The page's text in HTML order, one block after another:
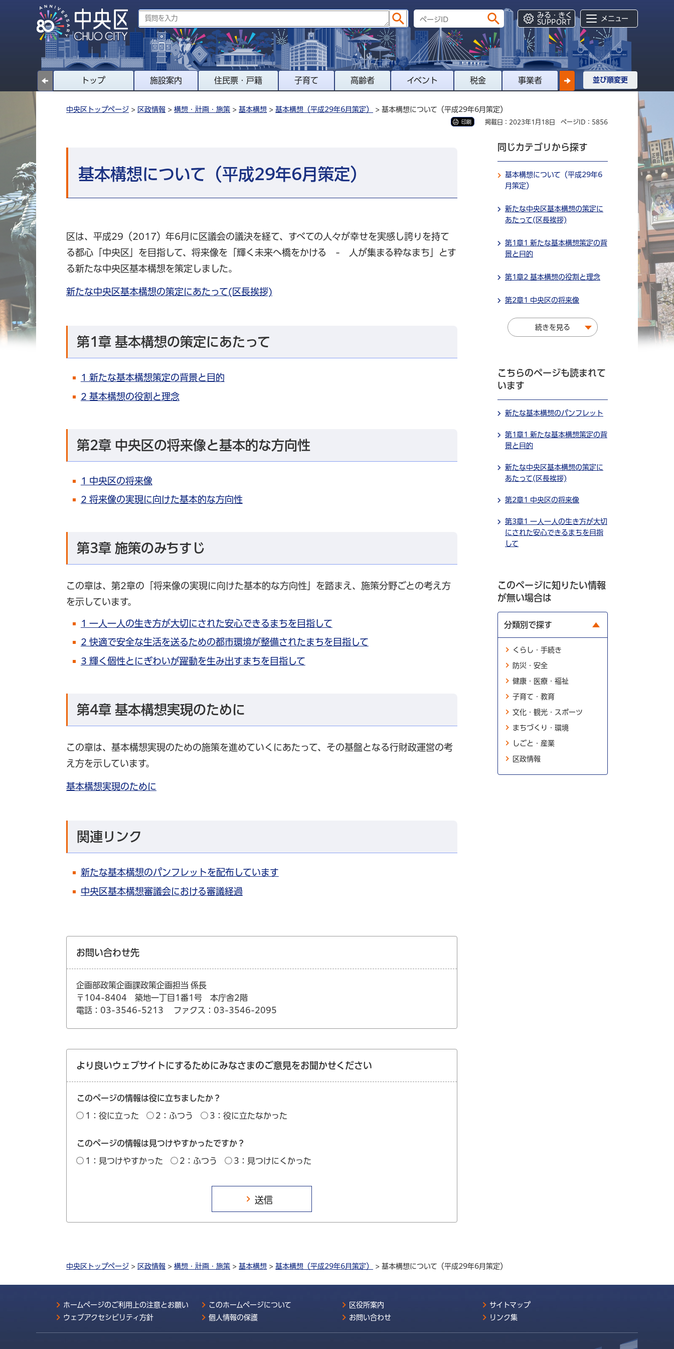
みる・きく
SUPPORT
メニュー
トップ 施設案内 住民票・戸籍 子育て 高齢者 イベント 税金 事業者 並び順変更
中央区トップページ > 区政情報 > 構想・計画・施策 > 基本構想 > 基本構想（平成29年6月策定） > 基本構想について（平成29年6月策定）
印刷 掲載日：2023年1月18日 ページID：5856
基本構想について（平成29年6月策定）
区は、平成29（2017）年6月に区議会の議決を経て、すべての人々が幸せを実感し誇りを持て
る都心「中央区」を目指して、将来像を「輝く未来へ橋をかける - 人が集まる粋なまち」とす
る新たな中央区基本構想を策定しました。
新たな中央区基本構想の策定にあたって(区長挨拶)
第1章 基本構想の策定にあたって
1 新たな基本構想策定の背景と目的
2 基本構想の役割と理念
第2章 中央区の将来像と基本的な方向性
1 中央区の将来像
2 将来像の実現に向けた基本的な方向性
第3章 施策のみちすじ
この章は、第2章の「将来像の実現に向けた基本的な方向性」を踏まえ、施策分野ごとの考え方
を示しています。
1 一人一人の生き方が大切にされた安心できるまちを目指して
2 快適で安全な生活を送るための都市環境が整備されたまちを目指して
3 輝く個性とにぎわいが躍動を生み出すまちを目指して
第4章 基本構想実現のために
この章は、基本構想実現のための施策を進めていくにあたって、その基盤となる行財政運営の考
え方を示しています。
基本構想実現のために
関連リンク
新たな基本構想のパンフレットを配布しています
中央区基本構想審議会における審議経過
お問い合わせ先
企画部政策企画課政策企画担当 係長
〒104-8404 築地一丁目1番1号 本庁舎2階
電話：03-3546-5213
ファクス：03-3546-2095
より良いウェブサイトにするためにみなさまのご意見をお聞かせください
このページの情報は役に立ちましたか？
1：役に立った 2：ふつう 3：役に立たなかった
このページの情報は見つけやすかったですか？
1：見つけやすかった 2：ふつう 3：見つけにくかった
同じカテゴリから探す
基本構想について（平成29年6
月策定）
新たな中央区基本構想の策定に
あたって(区長挨拶)
第1章1 新たな基本構想策定の背
景と目的
第1章2 基本構想の役割と理念
第2章1 中央区の将来像
続きを見る
こちらのページも読まれて
います
新たな基本構想のパンフレット
第1章1 新たな基本構想策定の背
景と目的
新たな中央区基本構想の策定に
あたって(区長挨拶)
第2章1 中央区の将来像
第3章1 一人一人の生き方が大切
にされた安心できるまちを目指
して
このページに知りたい情報
が無い場合は
分類別で探す
くらし・手続き
防災・安全
健康・医療・福祉
子育て・教育
文化・観光・スポーツ
まちづくり・環境
しごと・産業
区政情報
中央区トップページ > 区政情報 > 構想・計画・施策 > 基本構想 > 基本構想（平成29年6月策定） > 基本構想について（平成29年6月策定）
ホームページのご利用上の注意とお願い このホームページについて 区役所案内
サイトマップ
ウェブアクセシビリティ方針
個人情報の保護 お問い合わせ リンク集